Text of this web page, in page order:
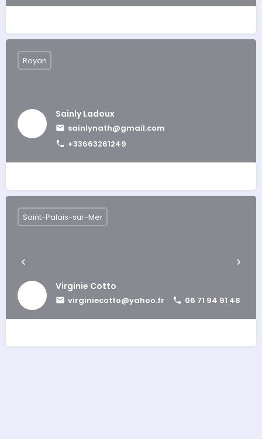
Sainly Ladoux
sainlynath@gmail.com
+33663261249
Royan
Virginie Cotto
virginiecotto@yahoo.fr 06 71 94 91 48
Saint-Palais-sur-Mer